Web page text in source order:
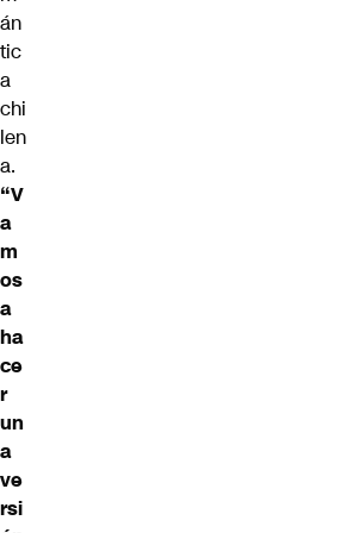
án
tic
a
chi
len
a.
“V
a
m
os
a
ha
ce
r
un
a
ve
rsi